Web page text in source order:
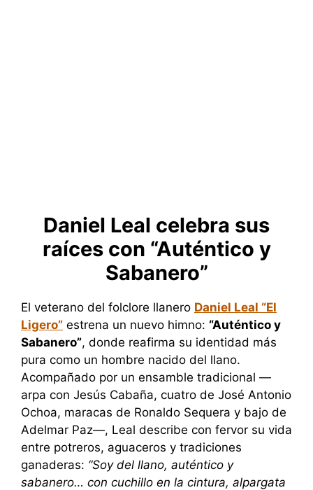
Daniel Leal celebra sus
raíces con “Auténtico y
Sabanero”
El veterano del folclore llanero Daniel Leal “El
Ligero” estrena un nuevo himno: “Auténtico y
Sabanero”, donde reafirma su identidad más
pura como un hombre nacido del llano.
Acompañado por un ensamble tradicional —
arpa con Jesús Cabaña, cuatro de José Antonio
Ochoa, maracas de Ronaldo Sequera y bajo de
Adelmar Paz—, Leal describe con fervor su vida
entre potreros, aguaceros y tradiciones
ganaderas: “Soy del llano, auténtico y
sabanero… con cuchillo en la cintura, alpargata